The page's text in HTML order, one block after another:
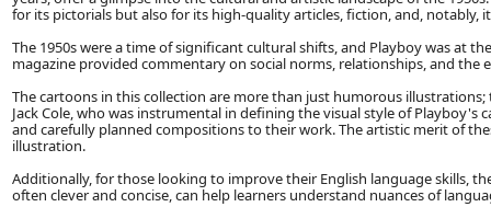
for its pictorials but also for its high-quality articles, fiction, and, notably,
The 1950s were a time of significant cultural shifts, and Playboy was at
magazine provided commentary on social norms, relationships, and
The cartoons in this collection are more than just humorous
Jack Cole, who was instrumental in defining the visual style of
and carefully planned compositions to their work. The artistic merit of
illustration.
Additionally, for those looking to improve their English language skills,
often clever and concise, can help learners understand nuances of